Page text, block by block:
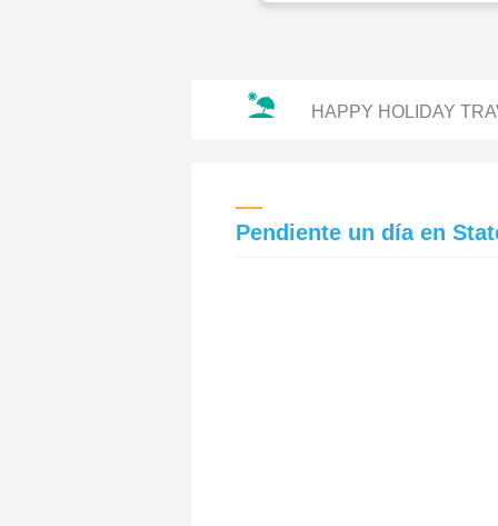
HAPPY HOLIDAY
Pendiente un día en